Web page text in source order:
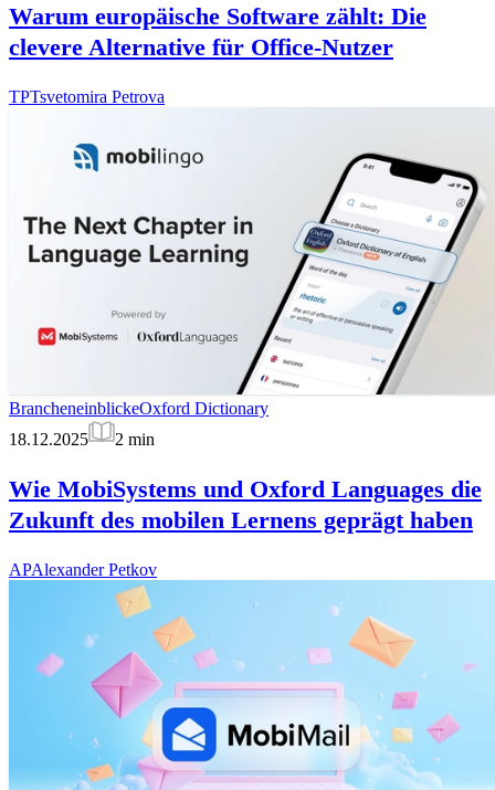
Warum europäische Software zählt: Die
clevere Alternative für Office-Nutzer
TPTsvetomira Petrova
BrancheneinblickeOxford Dictionary
18.12.2025
2 min
Wie MobiSystems und Oxford Languages die
Zukunft des mobilen Lernens geprägt haben
APAlexander Petkov